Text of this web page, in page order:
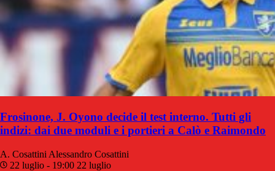
Frosinone, J. Oyono decide il test interno. Tutti gli
indizi: dai due moduli e i portieri a Calò e Raimondo
A. Cosattini Alessandro Cosattini
22 luglio - 19:00 22 luglio